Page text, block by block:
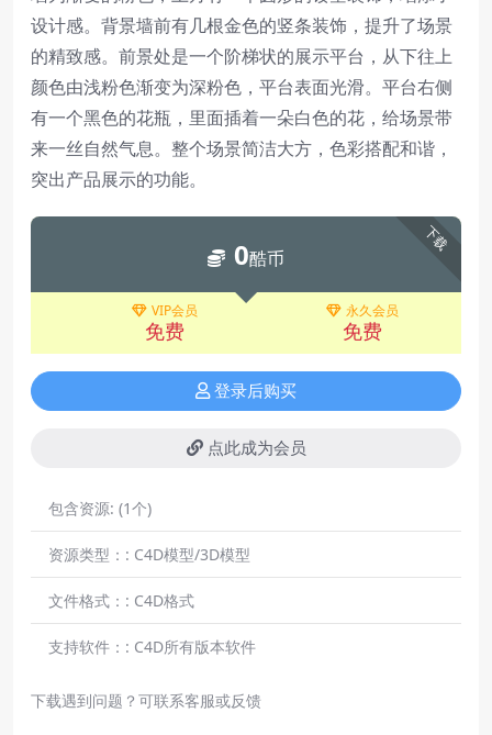
设计感。背景墙前有几根金色的竖条装饰，提升了场景
的精致感。前景处是一个阶梯状的展示平台，从下往上
颜色由浅粉色渐变为深粉色，平台表面光滑。平台右侧
有一个黑色的花瓶，里面插着一朵白色的花，给场景带
来一丝自然气息。整个场景简洁大方，色彩搭配和谐，
突出产品展示的功能。
下载
0酷币
VIP会员
免费
永久会员
免费
登录后购买
点此成为会员
包含资源: (1个)
资源类型：: C4D模型/3D模型
文件格式：: C4D格式
支持软件：: C4D所有版本软件
下载遇到问题？可联系客服或反馈